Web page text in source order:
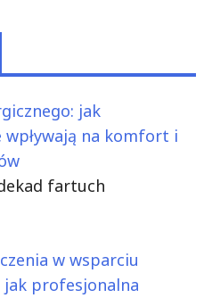
jak
na komfort i
fartuch
w wsparciu
profesjonalna